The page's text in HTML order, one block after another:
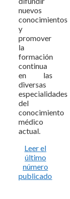
nuevos
conocimientos
y
promover
la
formación
continua
en las
diversas
especialidades
del
conocimiento
médico
actual.
Leer el
último
número
publicado